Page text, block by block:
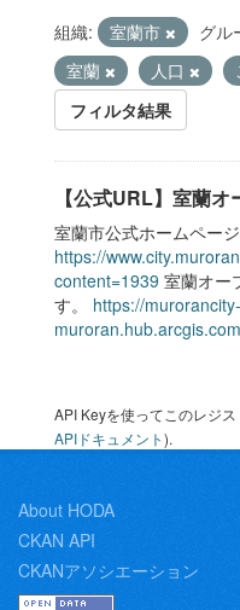
組織: 室蘭市 グル
室蘭
人口
フィルタ結果
【公式URL】室蘭
室蘭市公式ホームペー
https://
content=1939 室蘭オー
す。 https://
API Keyを使ってこのレジ
APIドキュメント).
About HODA
CKAN API
CKANアソシエーション